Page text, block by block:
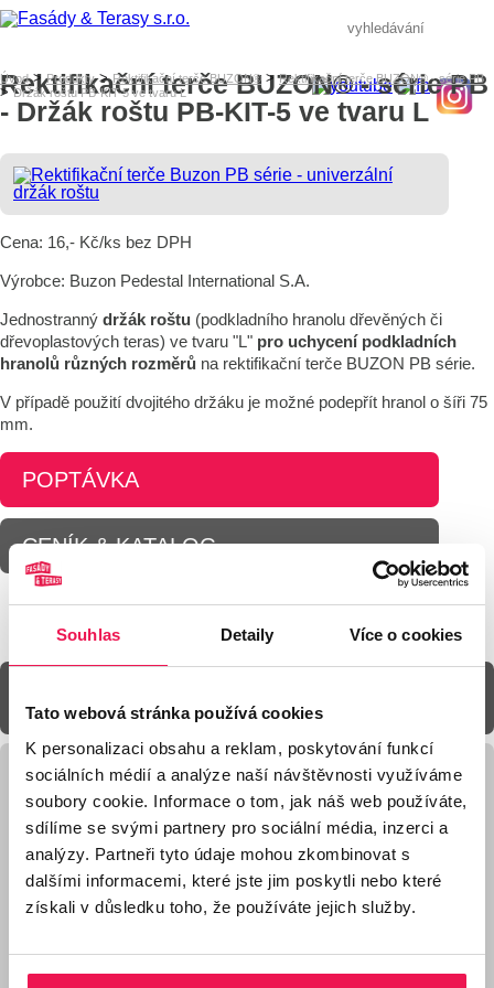
Souhlas Detaily Více o cookies
Tato webová stránka používá cookies
K personalizaci obsahu a reklam, poskytování funkcí
sociálních médií a analýze naší návštěvnosti využíváme
soubory cookie. Informace o tom, jak náš web používáte,
sdílíme se svými partnery pro sociální média, inzerci a
analýzy. Partneři tyto údaje mohou zkombinovat s
dalšími informacemi, které jste jim poskytli nebo které
získali v důsledku toho, že používáte jejich služby.
Úvod>Produkty>Rektifikační terče BUZON® >Rektifikační terče BUZON® - série PB
>Držák roštu PB-KIT-5 ve tvaru L
Rektifikační terče BUZON® - série PB
- Držák roštu PB-KIT-5 ve tvaru L
Cena: 16,- Kč/ks bez DPH
Výrobce: Buzon Pedestal International S.A.
Jednostranný držák roštu (podkladního hranolu dřevěných či
dřevoplastových teras) ve tvaru "L" pro uchycení podkladních
hranolů různých rozměrů na rektifikační terče BUZON PB série.
V případě použití dvojitého držáku je možné podepřít hranol o šíři 75
mm.
POPTÁVKA
CENÍK & KATALOG
Galerie produktu Držák roštu PB-KIT-5 ve tvaru L